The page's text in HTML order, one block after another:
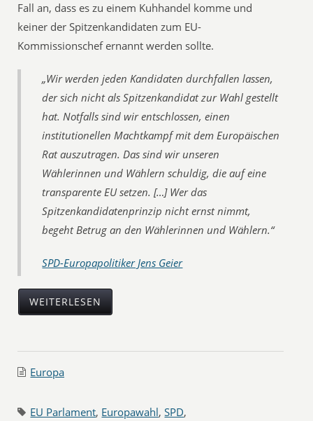
Fall an, dass es zu einem Kuhhandel komme und
keiner der Spitzenkandidaten zum EU-
Kommissionschef ernannt werden sollte.
„Wir werden jeden Kandidaten durchfallen lassen,
der sich nicht als Spitzenkandidat zur Wahl gestellt
hat. Notfalls sind wir entschlossen, einen
institutionellen Machtkampf mit dem Europäischen
Rat auszutragen. Das sind wir unseren
Wählerinnen und Wählern schuldig, die auf eine
transparente EU setzen. […] Wer das
Spitzenkandidatenprinzip nicht ernst nimmt,
begeht Betrug an den Wählerinnen und Wählern.“
SPD-Europapolitiker Jens Geier
WEITERLESEN
Europa
EU Parlament, Europawahl,SPD,